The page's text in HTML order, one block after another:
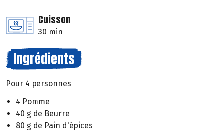
Cuisson
30 min
Ingrédients
Pour 4 personnes
4 Pomme
40 g de Beurre
80 g de Pain d'épices